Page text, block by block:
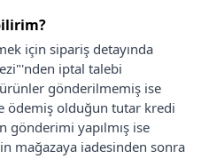
için sipariş detayında
iptal talebi
gönderilmemiş ise
ödemiş olduğun tutar kredi
gönderimi yapılmış ise
mağazaya iadesinden sonra